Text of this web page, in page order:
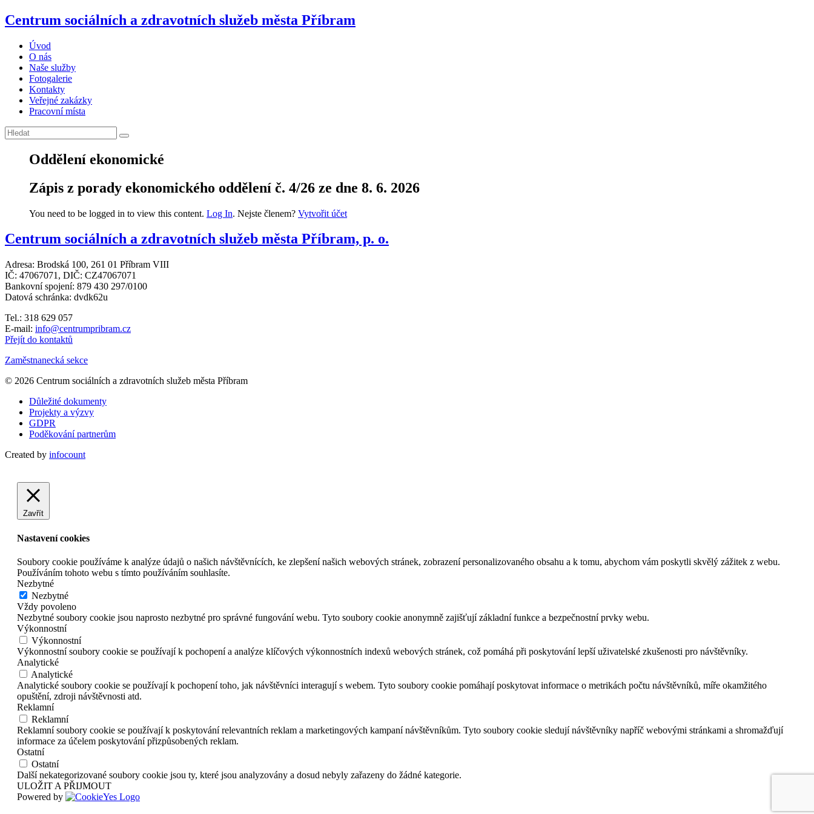
Centrum sociálních a zdravotních služeb města Příbram
Úvod
O nás
Naše služby
Fotogalerie
Kontakty
Veřejné zakázky
Pracovní místa
Oddělení ekonomické
Zápis z porady ekonomického oddělení č. 4/26 ze dne 8. 6. 2026
You need to be logged in to view this content. Log In. Nejste členem? Vytvořit účet
Centrum sociálních a zdravotních služeb města Příbram, p. o.
Adresa: Brodská 100, 261 01 Příbram VIII
IČ: 47067071, DIČ: CZ47067071
Bankovní spojení: 879 430 297/0100
Datová schránka: dvdk62u
Tel.: 318 629 057
E-mail: info@centrumpribram.cz
Přejít do kontaktů
Zaměstnanecká sekce
© 2026 Centrum sociálních a zdravotních služeb města Příbram
Důležité dokumenty
Projekty a výzvy
GDPR
Poděkování partnerům
Created by infocount
Zavřít
Nastavení cookies
Soubory cookie používáme k analýze údajů o našich návštěvnících, ke zlepšení našich webových stránek, zobrazení personalizovaného obsahu a k tomu, abychom vám poskytli skvělý zážitek z webu.
Používáním tohoto webu s tímto používáním souhlasíte.
Nezbytné
Nezbytné
Vždy povoleno
Nezbytné soubory cookie jsou naprosto nezbytné pro správné fungování webu. Tyto soubory cookie anonymně zajišťují základní funkce a bezpečnostní prvky webu.
Výkonnostní
Výkonnostní
Výkonnostní soubory cookie se používají k pochopení a analýze klíčových výkonnostních indexů webových stránek, což pomáhá při poskytování lepší uživatelské zkušenosti pro návštěvníky.
Analytické
Analytické
Analytické soubory cookie se používají k pochopení toho, jak návštěvníci interagují s webem. Tyto soubory cookie pomáhají poskytovat informace o metrikách počtu návštěvníků, míře okamžitého
opuštění, zdroji návštěvnosti atd.
Reklamní
Reklamní
Reklamní soubory cookie se používají k poskytování relevantních reklam a marketingových kampaní návštěvníkům. Tyto soubory cookie sledují návštěvníky napříč webovými stránkami a shromažďují
informace za účelem poskytování přizpůsobených reklam.
Ostatní
Ostatní
Další nekategorizované soubory cookie jsou ty, které jsou analyzovány a dosud nebyly zařazeny do žádné kategorie.
ULOŽIT A PŘIJMOUT
Powered by